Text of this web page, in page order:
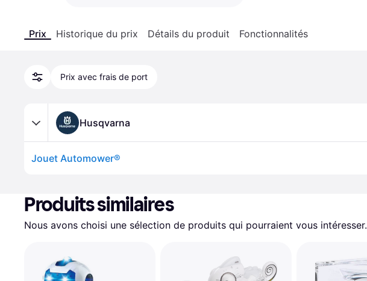
Prix Historique du prix Détails du produit Fonctionnalités
Prix avec frais de port
Husqvarna
Jouet Automower®
Produits similaires
Nous avons choisi une sélection de produits qui pourraient vous intéresser.